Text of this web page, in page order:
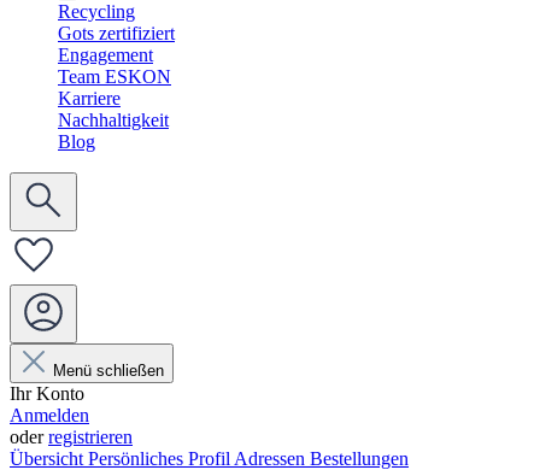
Recycling
Gots zertifiziert
Engagement
Team ESKON
Karriere
Nachhaltigkeit
Blog
Menü schließen
Ihr Konto
Anmelden
oderregistrieren
Übersicht Persönliches Profil Adressen Bestellungen